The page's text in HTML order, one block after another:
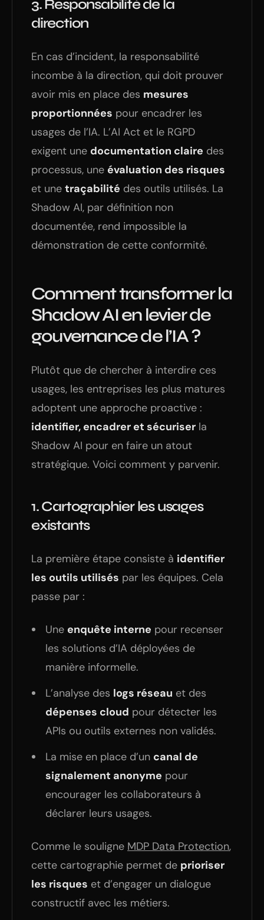
3.Responsabilité de la
direction
En cas d’incident, la responsabilité
incombe à la direction, qui doit prouver
avoir mis en place des mesures
proportionnées pour encadrer les
usages de l’IA. L’AI Act et le RGPD
exigent une documentation claire des
processus, une évaluation des risques
et une traçabilité des outils utilisés. La
Shadow AI, par définition non
documentée, rend impossible la
démonstration de cette conformité.
Comment transformer la
Shadow AI en levier de
gouvernance de l’IA ?
Plutôt que de chercher à interdire ces
usages, les entreprises les plus matures
adoptent une approche proactive :
identifier, encadrer et sécuriser la
Shadow AI pour en faire un atout
stratégique. Voici comment y parvenir.
1.Cartographier les usages
existants
La première étape consiste à identifier
les outils utilisés par les équipes. Cela
passe par :
Une enquête interne pour recenser
les solutions d’IA déployées de
manière informelle.
L’analyse des logs réseau et des
dépenses cloud pour détecter les
APIs ou outils externes non validés.
La mise en place d’un canal de
signalement anonyme pour
encourager les collaborateurs à
déclarer leurs usages.
Comme le souligne MDP Data Protection,
cette cartographie permet de prioriser
les risques et d’engager un dialogue
constructif avec les métiers.